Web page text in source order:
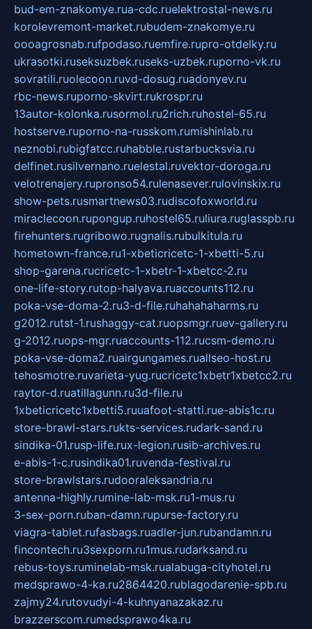
bud-em-znakomye.rua-cdc.ruelektrostal-news.ru
korolevremont-market.rubudem-znakomye.ru
oooagrosnab.rufpodaso.ruemfire.rupro-otdelky.ru
ukrasotki.ruseksuzbek.ruseks-uzbek.ruporno-vk.ru
sovratili.ruolecoon.ruvd-dosug.ruadonyev.ru
rbc-news.ruporno-skvirt.rukrospr.ru
13autor-kolonka.rusormol.ru2rich.ruhostel-65.ru
hostserve.ruporno-na-russkom.rumishinlab.ru
neznobi.rubigfatcc.ruhabble.rustarbucksvia.ru
delfinet.rusilvernano.ruelestal.ruvektor-doroga.ru
velotrenajery.rupronso54.rulenasever.rulovinskix.ru
show-pets.rusmartnews03.rudiscofoxworld.ru
miraclecoon.rupongup.ruhostel65.ruliura.ruglasspb.ru
firehunters.rugribowo.rugnalis.rubulkitula.ru
hometown-france.ru1-xbeticricetc-1-xbetti-5.ru
shop-garena.rucricetc-1-xbetr-1-xbetcc-2.ru
one-life-story.rutop-halyava.ruaccounts112.ru
poka-vse-doma-2.ru3-d-file.ruhahahaharms.ru
g2012.rutst-1.rushaggy-cat.ruopsmgr.ruev-gallery.ru
g-2012.ruops-mgr.ruaccounts-112.rucsm-demo.ru
poka-vse-doma2.ruairgungames.ruallseo-host.ru
tehosmotre.ruvarieta-yug.rucricetc1xbetr1xbetcc2.ru
raytor-d.ruatillagunn.ru3d-file.ru
1xbeticricetc1xbetti5.ruuafoot-statti.rue-abis1c.ru
store-brawl-stars.rukts-services.rudark-sand.ru
sindika-01.rusp-life.rux-legion.rusib-archives.ru
e-abis-1-c.rusindika01.ruvenda-festival.ru
store-brawlstars.rudooraleksandria.ru
antenna-highly.rumine-lab-msk.ru1-mus.ru
3-sex-porn.ruban-damn.rupurse-factory.ru
viagra-tablet.rufasbags.ruadler-jun.rubandamn.ru
fincontech.ru3sexporn.ru1mus.rudarksand.ru
rebus-toys.ruminelab-msk.rualabuga-cityhotel.ru
medsprawo-4-ka.ru2864420.rublagodarenie-spb.ru
zajmy24.rutovudyi-4-kuhnyanazakaz.ru
brazzerscom.rumedsprawo4ka.ru